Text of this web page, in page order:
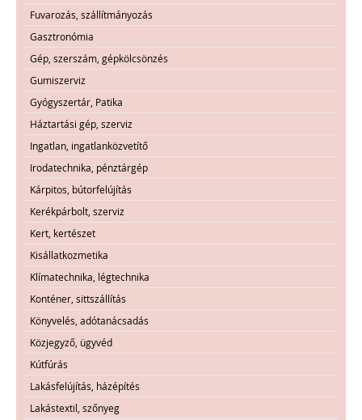
Fuvarozás, szállítmányozás
Gasztronómia
Gép, szerszám, gépkölcsönzés
Gumiszerviz
Gyógyszertár, Patika
Háztartási gép, szerviz
Ingatlan, ingatlanközvetítő
Irodatechnika, pénztárgép
Kárpitos, bútorfelújítás
Kerékpárbolt, szerviz
Kert, kertészet
Kisállatkozmetika
Klímatechnika, légtechnika
Konténer, sittszállítás
Könyvelés, adótanácsadás
Közjegyző, ügyvéd
Kútfúrás
Lakásfelújítás, házépítés
Lakástextil, szőnyeg